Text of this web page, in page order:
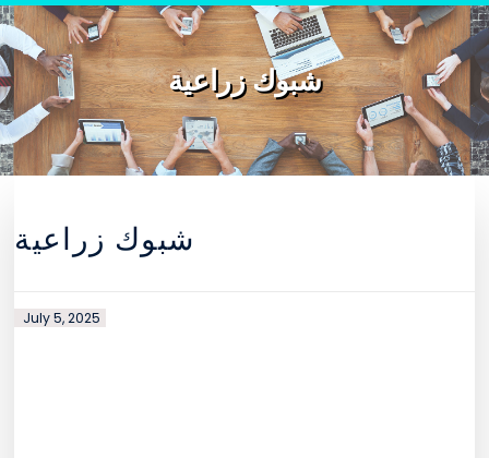
Skip to content
شبوك زراعية
شبوك زراعية
July 5, 2025